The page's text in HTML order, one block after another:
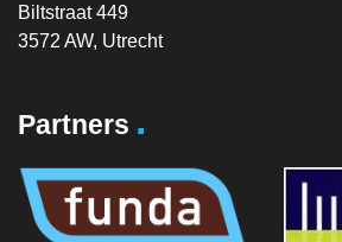
Biltstraat 449
3572 AW, Utrecht
Partners .